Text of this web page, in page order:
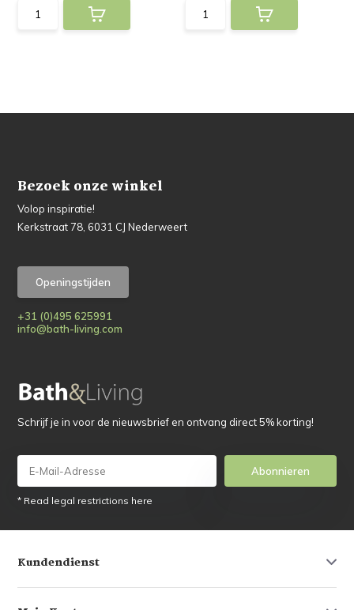
Bezoek onze winkel
Volop inspiratie!
Kerkstraat 78, 6031 CJ Nederweert
Openingstijden
+31 (0)495 625991
info@bath-living.com
Schrijf je in voor de nieuwsbrief en ontvang direct 5% korting!
Abonnieren
* Read legal restrictions here
Kundendienst